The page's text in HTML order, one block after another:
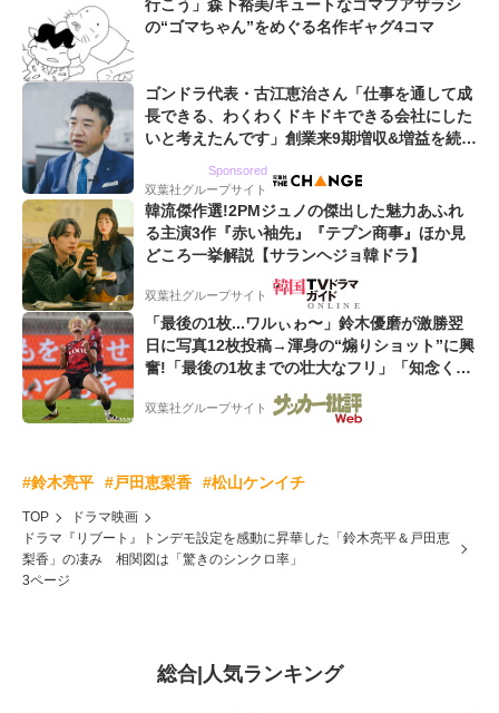
行こう」森下裕美/キュートなゴマフアザラシ
の“ゴマちゃん”をめぐる名作ギャグ4コマ
ゴンドラ代表・古江恵治さん「仕事を通して成
長できる、わくわくドキドキできる会社にした
いと考えたんです」創業来9期増収&増益を続け
Sponsored
双葉社グループサイト
韓流傑作選!2PMジュノの傑出した魅力あふれ
る主演3作『赤い袖先』『テプン商事』ほか見
どころ一挙解説【サランヘジョ韓ドラ】
双葉社グループサイト
「最後の1枚...ワルぃゎ〜」鈴木優磨が激勝翌
日に写真12枚投稿→渾身の“煽りショット”に興
奮!「最後の1枚までの壮大なフリ」「知念くん
のことどんだけ好きなんよw」
双葉社グループサイト
#鈴木亮平 #戸田恵梨香 #松山ケンイチ
TOP
ドラマ映画
ドラマ『リブート』トンデモ設定を感動に昇華した「鈴木亮平＆戸田恵
梨香」の凄み 相関図は「驚きのシンクロ率」
3ページ
総合| 人気ランキング